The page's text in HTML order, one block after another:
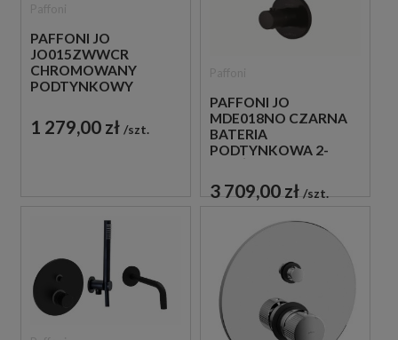
PAFFONI JO
JO015ZWWCR
CHROMOWANY
PODTYNKOWY
Z WYLEWKĄ
1 279,00 zł szt.
PAFFONI JO
MDE018NO CZARNA
BATERIA
PODTYNKOWA 2-
TERMOSTATYCZNA
3 709,00 zł szt.